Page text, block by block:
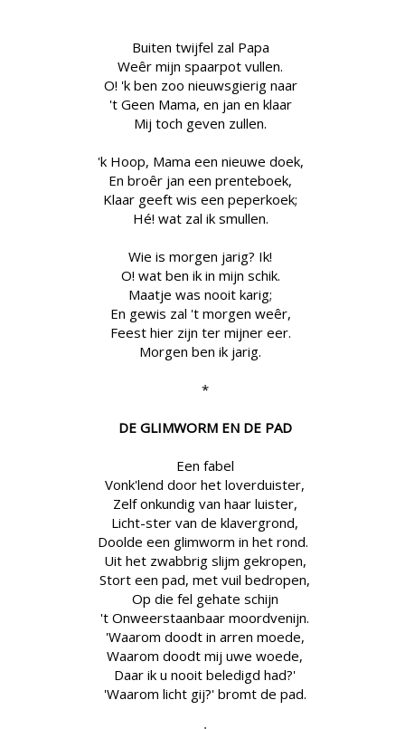
Buiten twijfel zal Papa
Weêr mijn spaarpot vullen.
O! 'k ben zoo nieuwsgierig naar
't Geen Mama, en jan en klaar
Mij toch geven zullen.
'k Hoop, Mama een nieuwe doek,
En broêr jan een prenteboek,
Klaar geeft wis een peperkoek;
Hé! wat zal ik smullen.
Wie is morgen jarig? Ik!
O! wat ben ik in mijn schik.
Maatje was nooit karig;
En gewis zal 't morgen weêr,
Feest hier zijn ter mijner eer.
Morgen ben ik jarig.
*
DE GLIMWORM EN DE PAD
Een fabel
Vonk'lend door het loverduister,
Zelf onkundig van haar luister,
Licht-ster van de klavergrond,
Doolde een glimworm in het rond.
Uit het zwabbrig slijm gekropen,
Stort een pad, met vuil bedropen,
Op die fel gehate schijn
't Onweerstaanbaar moordvenijn.
'Waarom doodt in arren moede,
Waarom doodt mij uwe woede,
Daar ik u nooit beledigd had?'
'Waarom licht gij?' bromt de pad.